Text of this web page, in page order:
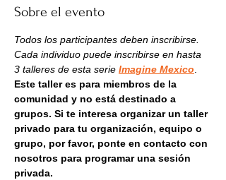
Sobre el evento
Todos los participantes deben inscribirse.
Cada individuo puede inscribirse en hasta
3 talleres de esta serie Imagine Mexico
Este taller es para miembros de la
comunidad y no está destinado a
grupos. Si te interesa organizar un taller
privado para tu organización, equipo o
grupo, por favor, ponte en contacto con
nosotros para programar una sesión
privada.